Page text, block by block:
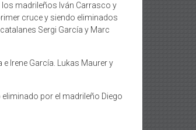
madrileños Iván Carrasco y
cruce y siendo eliminados
Sergi García y Marc
Irene García. Lukas Maurer y
por el madrileño Diego